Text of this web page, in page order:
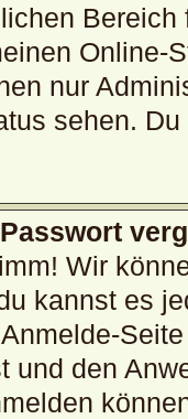
Online-
nur
sehen.
Wir
kannst es
und den